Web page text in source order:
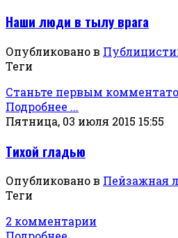
Наши люди в тылу врага
Опубликовано в
Теги
Станьте первым
Подробнее ...
Пятница, 03 июля 2015 15:55
Тихой гладью
Опубликовано в Пейзажная
Теги
2 комментарии